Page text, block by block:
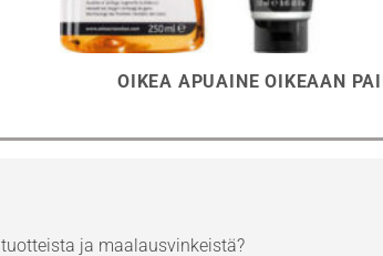
OIKEA APUAINE OIKEAAN
ja maalausvinkeistä?